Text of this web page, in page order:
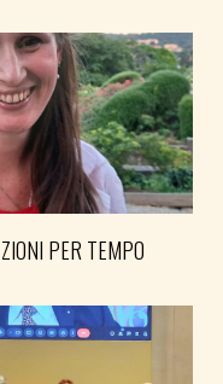
PER TEMPO